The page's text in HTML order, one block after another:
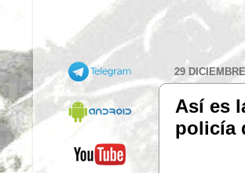
29
Así es
policía